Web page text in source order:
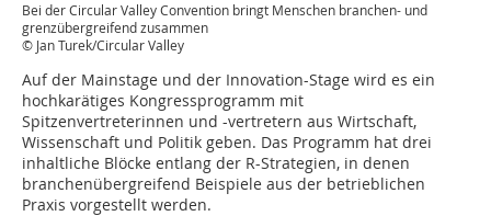
Bei der Circular Valley Convention bringt Menschen branchen- und
grenzübergreifend zusammen
© Jan Turek/Circular Valley
Auf der Mainstage und der Innovation-Stage wird es ein
hochkarätiges Kongressprogramm mit
Spitzenvertreterinnen und -vertretern aus Wirtschaft,
Wissenschaft und Politik geben. Das Programm hat drei
inhaltliche Blöcke entlang der R-Strategien, in denen
branchenübergreifend Beispiele aus der betrieblichen
Praxis vorgestellt werden.